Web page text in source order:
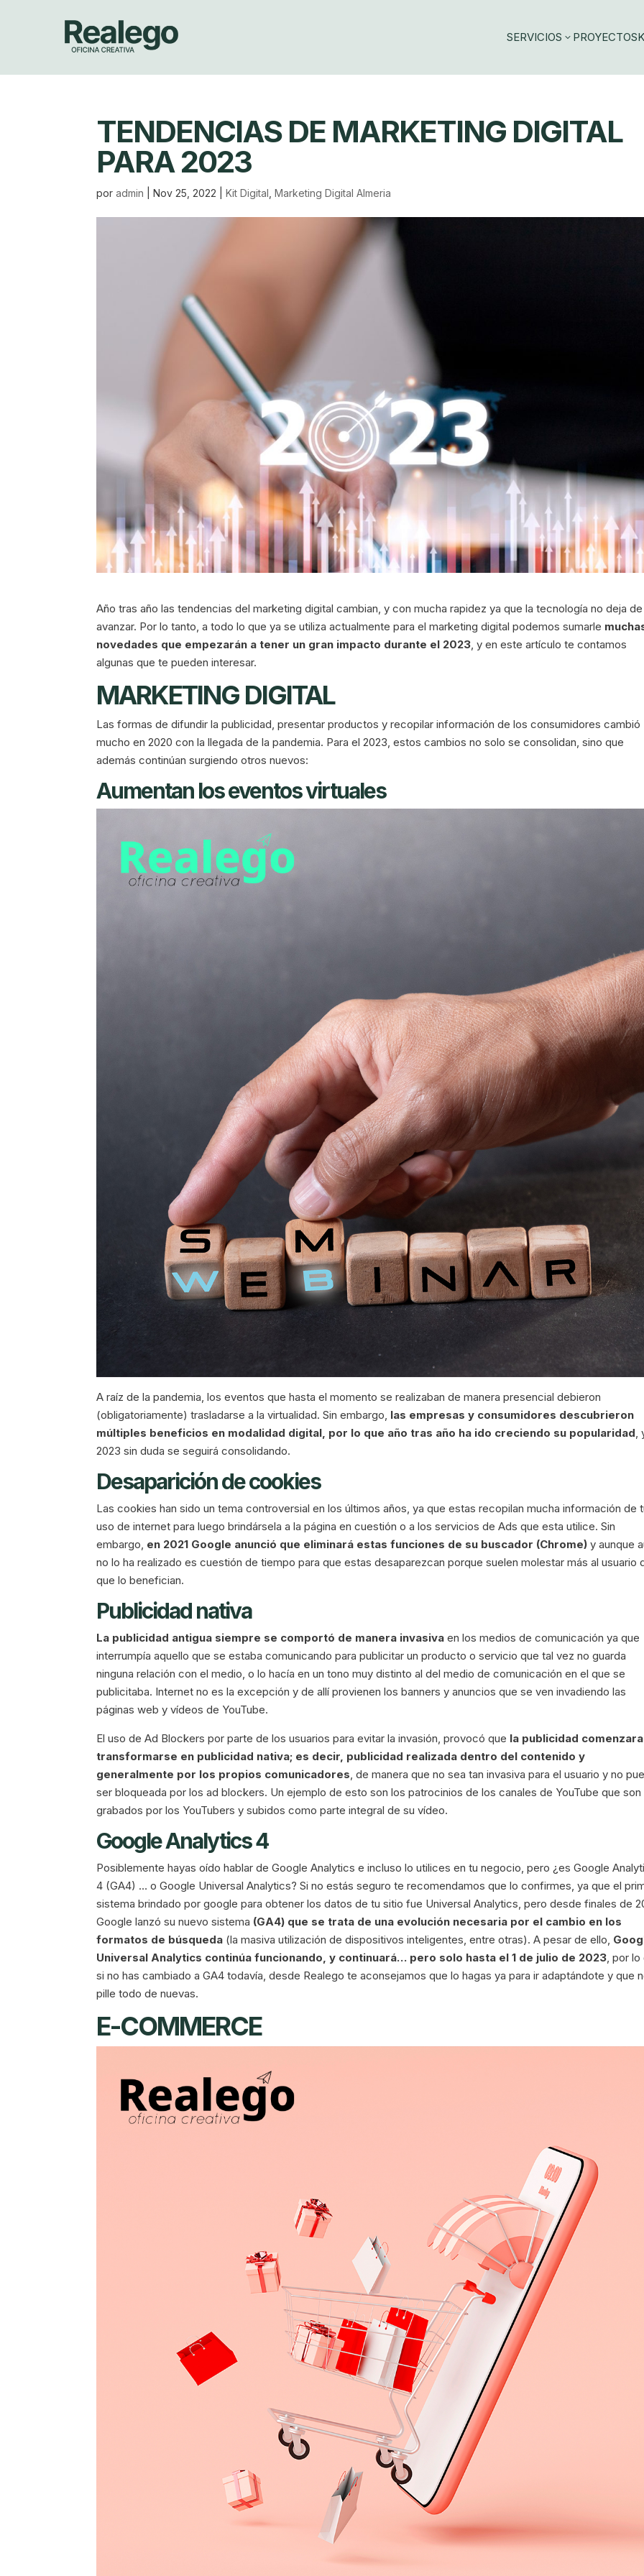
SERVICIOS 3 PROYECTOS
TENDENCIAS DE MARKETING DIGITAL
PARA 2023
poradmin |Nov 25, 2022 |Kit Digital ,Marketing Digital Almeria
Año tras año las tendencias del marketing digital cambian, y con mucha rapidez ya que la tecnología no deja de
avanzar. Por lo tanto, a todo lo que ya se utiliza actualmente para el marketing digital podemos sumarle
novedades que empezarán a tener un gran impacto durante el 2023 , y en este artículo te contamos
algunas que te pueden interesar.
MARKETING DIGITAL
Las formas de difundir la publicidad, presentar productos y recopilar información de los consumidores cambió
mucho en 2020 con la llegada de la pandemia. Para el 2023, estos cambios no solo se consolidan, sino que
además continúan surgiendo otros nuevos:
Aumentan los eventos virtuales
A raíz de la pandemia, los eventos que hasta el momento se realizaban de manera presencial debieron
(obligatoriamente) trasladarse a la virtualidad. Sin embargo, las empresas y consumidores descubrieron
múltiples beneficios en modalidad digital, por lo que año tras año ha ido creciendo su popularidad,
2023 sin duda se seguirá consolidando.
Desaparición de cookies
Las cookies han sido un tema controversial en los últimos años, ya que estas recopilan mucha información de
uso de internet para luego brindársela a la página en cuestión o a los servicios de Ads que esta utilice. Sin
embargo, en 2021 Google anunció que eliminará estas funciones de su buscador (Chrome) y aunque
no lo ha realizado es cuestión de tiempo para que estas desaparezcan porque suelen molestar más al usuario
que lo benefician.
Publicidad nativa
La publicidad antigua siempre se comportó de manera invasiva en los medios de comunicación ya que
interrumpía aquello que se estaba comunicando para publicitar un producto o servicio que tal vez no guarda
ninguna relación con el medio, o lo hacía en un tono muy distinto al del medio de comunicación en el que se
publicitaba. Internet no es la excepción y de allí provienen los banners y anuncios que se ven invadiendo las
páginas web y vídeos de YouTube.
El uso de Ad Blockers por parte de los usuarios para evitar la invasión, provocó que la publicidad
transformarse en publicidad nativa; es decir, publicidad realizada dentro del contenido y
generalmente por los propios comunicadores, de manera que no sea tan invasiva para el usuario y no
ser bloqueada por los ad blockers. Un ejemplo de esto son los patrocinios de los canales de YouTube que son
grabados por los YouTubers y subidos como parte integral de su vídeo.
Google Analytics 4
Posiblemente hayas oído hablar de Google Analytics e incluso lo utilices en tu negocio, pero ¿es Google
4 (GA4) … o Google Universal Analytics? Si no estás seguro te recomendamos que lo confirmes, ya que el
sistema brindado por google para obtener los datos de tu sitio fue Universal Analytics, pero desde finales de
Google lanzó su nuevo sistema (GA4) que se trata de una evolución necesaria por el cambio en los
formatos de búsqueda (la masiva utilización de dispositivos inteligentes, entre otras). A pesar de ello,
Universal Analytics continúa funcionando, y continuará… pero solo hasta el 1 de julio de 2023, por lo
si no has cambiado a GA4 todavía, desde Realego te aconsejamos que lo hagas ya para ir adaptándote y que
pille todo de nuevas.
E-COMMERCE